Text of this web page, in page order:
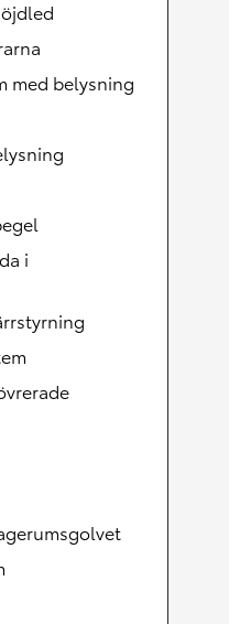
med belysning
i